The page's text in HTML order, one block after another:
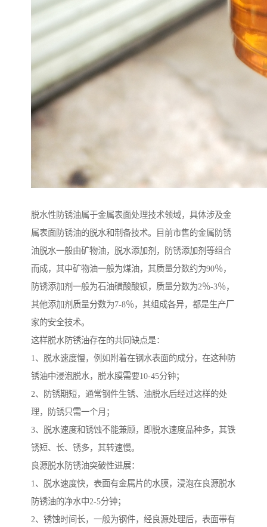
脱水性防锈油属于金属表面处理技术领域，具体涉及金
属表面防锈油的脱水和制备技术。目前市售的金属防锈
油脱水一般由矿物油，脱水添加剂，防锈添加剂等组合
而成，其中矿物油一般为煤油，其质量分数约为90％，
防锈添加剂一般为石油磺酸酸钡，质量分数为2％-3％，
其他添加剂质量分数为7-8％，其组成各异，都是生产厂
家的安全技术。
这样脱水防锈油存在的共同缺点是：
1、脱水速度慢，例如附着在钢水表面的成分，在这种防
锈油中浸泡脱水，脱水膜需要10-45分钟；
2、防锈期短，通常钢件生锈、油脱水后经过这样的处
理，防锈只需一个月；
3、脱水速度和锈蚀不能兼顾，即脱水速度品种多，其铁
锈短、长、锈多，其转速慢。
良源脱水防锈油突破性进展：
1、脱水速度快，表面有金属片的水膜，浸泡在良源脱水
防锈油的净水中2-5分钟；
2、锈蚀时间长，一般为钢件，经良源处理后，表面带有